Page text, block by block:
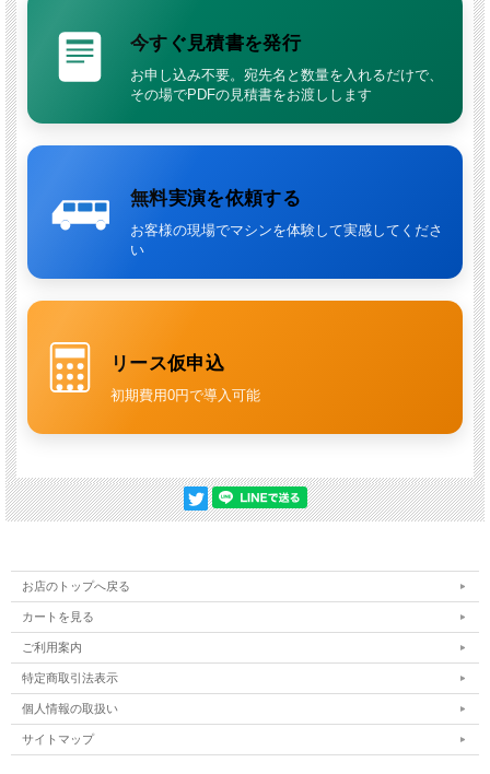
ネズミ侵入防止構造でトラブルを未然に防止
電装部をステンレスパネルとメッシュで保護。
ート・火災リスクを低減し、 畜舎特有の環境でも安心して使用でき
牛・豚・鶏などへの影響を最小限に抑えます。
悪路でもスムーズに移動できる大径タイヤ
大径ソフトタイヤを採用し、
スリム設計で狭い通路にも対応
り回しやすく、 作業効率を高めます。
メンテナンス性に優れた構造
工具不要でカバーの着脱が可能。 日常点検やオイル交換もスムーズ
高耐久ポンプでプロ現場に対応
セラミックピストン×水平三連プランジャーポンプを採用。 最大
アクセサリーは自由にカスタム
ガン・ホース・ノズルはすべてオプション。 用途に応じて最適な構
成を自由に組み合わせ可能です。
今すぐ見積書を発行
お申し込み不要。宛先名と数量を入れるだけで、
その場でPDFの見積書をお渡しします
無料実演を依頼する
お客様の現場でマシンを体験して実感してくださ
い
リース仮申込
初期費用0円で導入可能
お店のトップへ戻る
カートを見る
ご利用案内
特定商取引法表示
個人情報の取扱い
サイトマップ